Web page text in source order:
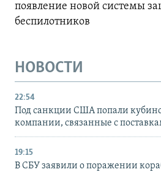
появление новой системы
беспилотников
НОВОСТИ
22:54
Под санкции США попали
компании, связанные с
19:15
В СБУ заявили о поражении